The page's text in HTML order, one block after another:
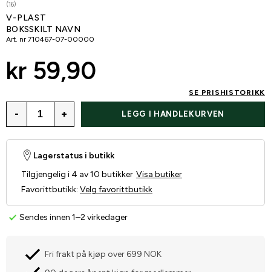
(16)
V-PLAST
BOKSSKILT NAVN
Art. nr 710467-07-00000
kr 59,90
SE PRISHISTORIKK
- + LEGG I HANDLEKURVEN
Sendes innen 1–2 virkedager
Lagerstatus i butikk
Tilgjengelig i 4 av 10 butikker Visa butiker
Favorittbutikk: Velg favorittbutikk
Fri frakt på kjøp over 699 NOK